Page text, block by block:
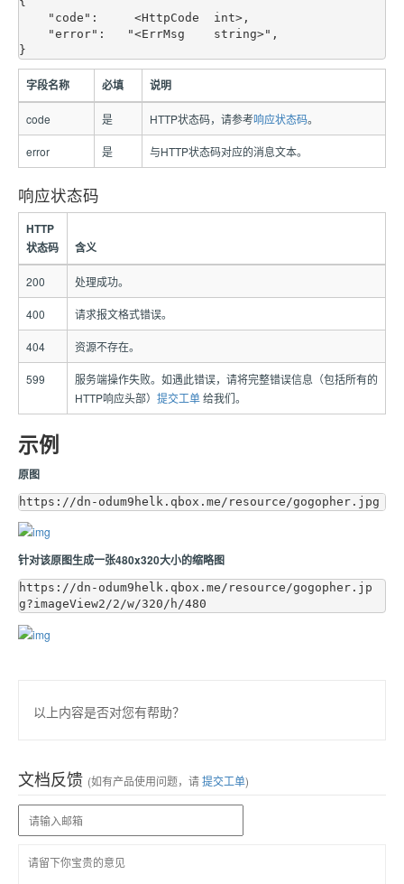
字段名称 必填 说明
code 是 HTTP状态码，请参考响应状态码。
error 是 与HTTP状态码对应的消息文本。
响应状态码
HTTP
状态码
含义
200 处理成功。
400 请求报文格式错误。
404 资源不存在。
599
服务端操作失败。如遇此错误，请将完整错误信息（包括所有的
HTTP响应头部） 提交工单给我们。
示例
原图
针对该原图生成一张480x320大小的缩略图
https://dn-odum9helk.qbox.me/resource/gogopher.jp
以上内容是否对您有帮助？
文档反馈 (如有产品使用问题，请提交工单)